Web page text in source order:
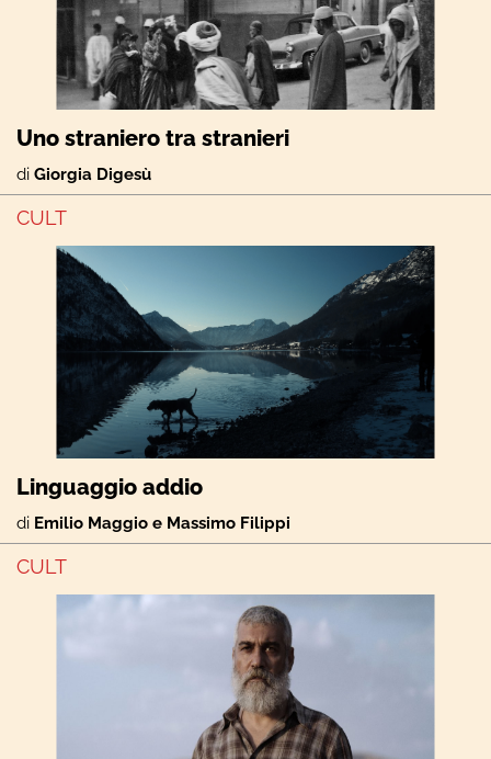
Uno straniero tra stranieri
di Giorgia Digesù
CULT
Linguaggio addio
di Emilio Maggio e Massimo Filippi
CULT